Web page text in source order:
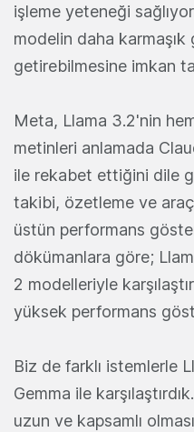
işleme yeteneği
modelin daha
getirebilmesine imkan
Meta, Llama 3.2'nin
metinleri anlamada
ile rekabet ettiğini dile
takibi, özetleme ve araç
üstün performans
dökümanlara göre;
2 modelleriyle
yüksek performans
Biz de farklı istemlerle
Gemma ile
uzun ve kapsamlı